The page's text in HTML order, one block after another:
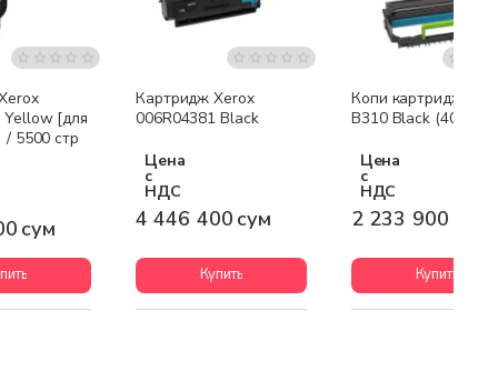
Yellow [для
/ 5500 стр
сум
Бесплатная доставка
Картридж Xerox
006R04381 Black
Цена
с
НДС
4 446 400 сум
Купить
Бесплатная доставка
Копи картридж
B310 Black (40000
Цена
с
НДС
2 233 900 сум
Купить